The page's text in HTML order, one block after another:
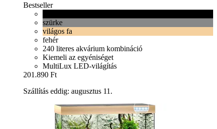
Bestseller
szürke
világos fa
fehér
240 literes akvárium kombináció
Kiemeli az egyéniséget
MultiLux LED-világítás
201.890 Ft
Szállítás eddig: augusztus 11.